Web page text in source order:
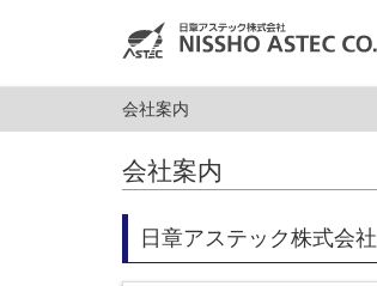
会社案内
会社案内
日章アステック株式会社